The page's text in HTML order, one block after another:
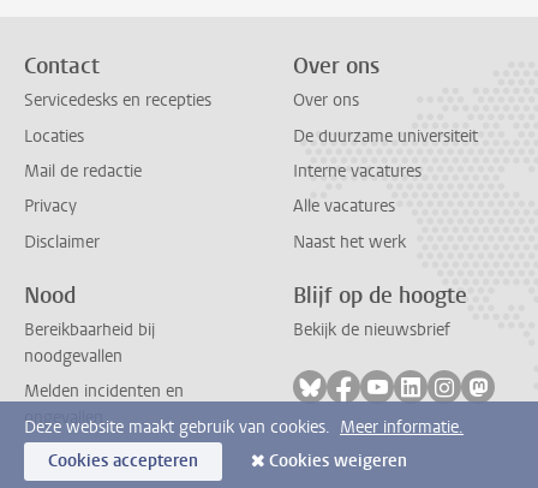
Contact
Servicedesks en recepties
Locaties
Mail de redactie
Privacy
Disclaimer
Over ons
Over ons
De duurzame universiteit
Interne vacatures
Alle vacatures
Naast het werk
Nood
Bereikbaarheid bij
noodgevallen
Melden incidenten en
ongevallen
Blijf op de hoogte
Bekijk de nieuwsbrief
Volg ons op bluesky
Volg ons op facebook
Volg ons op
Volg ons op
Volg ons
Volg
Deze website maakt gebruik van cookies. Meer informatie.
Cookies accepteren
Cookies weigeren